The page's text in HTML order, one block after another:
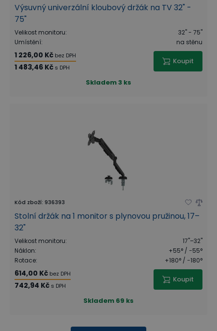
Výsuvný univerzální kloubový držák na TV 32" -
75"
Velikost monitoru:
32" - 75"
Umístění: na stěnu
1 226,00 Kč bez DPH
1 483,46 Kč s DPH
Koupit
Skladem3 ks
Kód zboží: 936393
Stolní držák na 1 monitor s plynovou pružinou, 17–
32"
Velikost monitoru:
17"–32"
Náklon:
+55° / −55°
Rotace: +180° / −180°
614,00 Kč bez DPH
742,94 Kč s DPH
Koupit
Skladem 69 ks